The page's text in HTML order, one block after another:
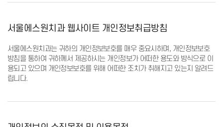
부분교정
중장년교정
심미치료
라미네이트
잇몸성형
올세라믹
일반진료
신경치료
서울에스원치과 웹사이트 개인정보취급방침
서울에스원치과는 귀하의 개인정보보호를 매우 중요시하며, 개인정보보호
방침을 통하여 귀하께서 제공하시는 개인정보가 어떠한 용도와 방식으로 이
용되고 있으며 개인정보보호를 위해 어떠한 조치가 취해지고 있는지 알려드
립니다.